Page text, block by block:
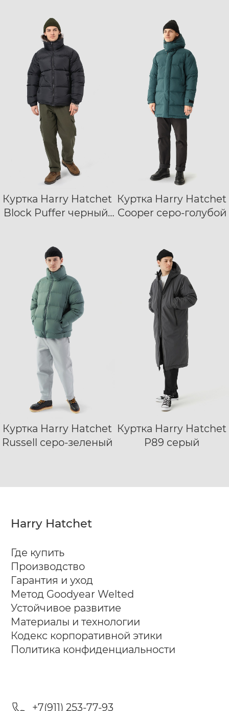
Куртка Harry Hatchet
Block Puffer черный/
XXS XS
S
M
L XL XXL
Куртка Harry Hatchet
Cooper серо-голубой
S M L
XL
XXL
Куртка Harry Hatchet
Russell серо-зеленый
XS S M
L
XL
XXL XXXL
Куртка Harry Hatchet
P89 серый
S M L
XL
XXL
XXXL
+7(911) 253-77-93
Harry Hatchet
Где купить
Производство
Гарантия и уход
Метод Goodyear Welted
Устойчивое развитие
Материалы и технологии
Кодекс корпоративной этики
Политика конфиденциальности